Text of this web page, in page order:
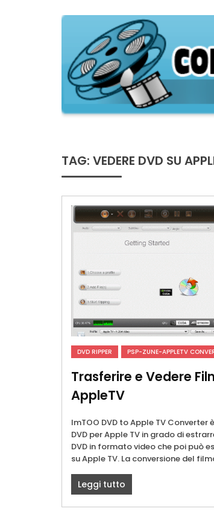
TAG: VEDERE DVD SU
DVD RIPPER PSP-ZUNE-APPLETV
Trasferire e Vedere
AppleTV
ImTOO DVD to Apple TV Converter
DVD per Apple TV in grado di
DVD in formato video che poi può
su Apple TV. La conversione del
Leggi tutto